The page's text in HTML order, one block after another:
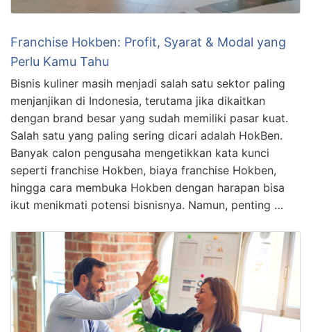
Franchise Hokben: Profit, Syarat & Modal yang
Perlu Kamu Tahu
Bisnis kuliner masih menjadi salah satu sektor paling
menjanjikan di Indonesia, terutama jika dikaitkan
dengan brand besar yang sudah memiliki pasar kuat.
Salah satu yang paling sering dicari adalah HokBen.
Banyak calon pengusaha mengetikkan kata kunci
seperti franchise Hokben, biaya franchise Hokben,
hingga cara membuka Hokben dengan harapan bisa
ikut menikmati potensi bisnisnya. Namun, penting …